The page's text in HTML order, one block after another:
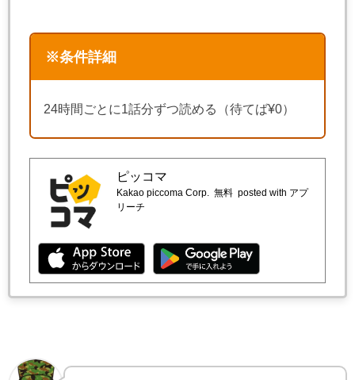
※条件詳細
24時間ごとに1話分ずつ読める（待てば¥0）
ピッコマ
Kakao piccoma Corp. 無料 posted with アプ
リーチ